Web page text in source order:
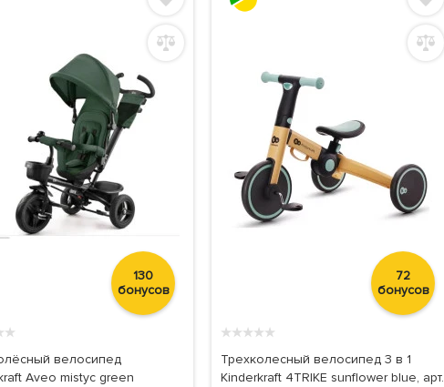
130
бонусов
★
велосипед
Aveo mistyc green
72
бонусов
★★★★★
Трехколесный велосипед 3 в 1
Kinderkraft 4TRIKE sunflower blue, арт.